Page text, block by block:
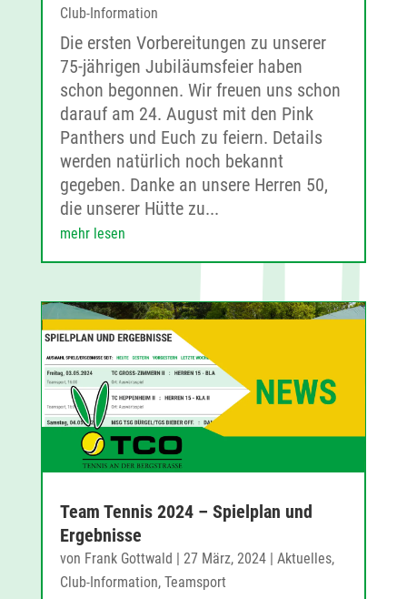
Club-Information
Die ersten Vorbereitungen zu unserer
75-jährigen Jubiläumsfeier haben
schon begonnen. Wir freuen uns schon
darauf am 24. August mit den Pink
Panthers und Euch zu feiern. Details
werden natürlich noch bekannt
gegeben. Danke an unsere Herren 50,
die unserer Hütte zu...
mehr lesen
Team Tennis 2024 – Spielplan und
Ergebnisse
von Frank Gottwald | 27 März, 2024| Aktuelles,
Club-Information, Teamsport